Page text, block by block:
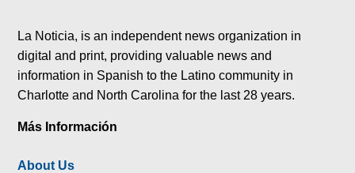
La Noticia, is an independent news organization in
digital and print, providing valuable news and
information in Spanish to the Latino community in
Charlotte and North Carolina for the last 28 years.
Más Información
About Us